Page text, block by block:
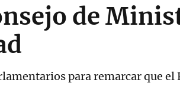
de
para remarcar que el